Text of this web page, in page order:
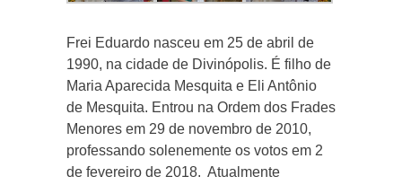
Frei Eduardo nasceu em 25 de abril de
1990, na cidade de Divinópolis. É filho de
Maria Aparecida Mesquita e Eli Antônio
de Mesquita. Entrou na Ordem dos Frades
Menores em 29 de novembro de 2010,
professando solenemente os votos em 2
de fevereiro de 2018. Atualmente